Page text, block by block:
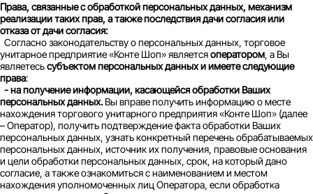
Права, связанные с обработкой персональных данных, механизм
реализации таких прав, а также последствия дачи согласия или
отказа от дачи согласия:
Согласно законодательству о персональных данных, торговое
унитарное предприятие «Конте Шоп» являетсяоператором, а Вы
являетесьсубъектом персональных данных и имеете следующие
права:
- на получение информации, касающейся обработки Ваших
персональных данных.Вы вправе получить информацию о месте
нахождения торгового унитарного предприятия «Конте Шоп» (далее
– Оператор), получить подтверждение факта обработки Ваших
персональных данных, узнать конкретный перечень обрабатываемых
персональных данных, источник их получения, правовые основания
и цели обработки персональных данных, срок, на который дано
согласие, а также ознакомиться с наименованием и местом
нахождения уполномоченных лиц Оператора, если обработка